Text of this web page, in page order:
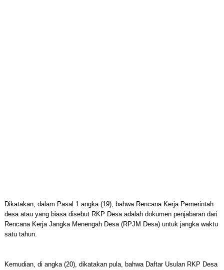
Dikatakan, dalam Pasal 1 angka (19), bahwa Rencana Kerja Pemerintah
desa atau yang biasa disebut RKP Desa adalah dokumen penjabaran dari
Rencana Kerja Jangka Menengah Desa (RPJM Desa) untuk jangka waktu
satu tahun.
Kemudian, di angka (20), dikatakan pula, bahwa Daftar Usulan RKP Desa